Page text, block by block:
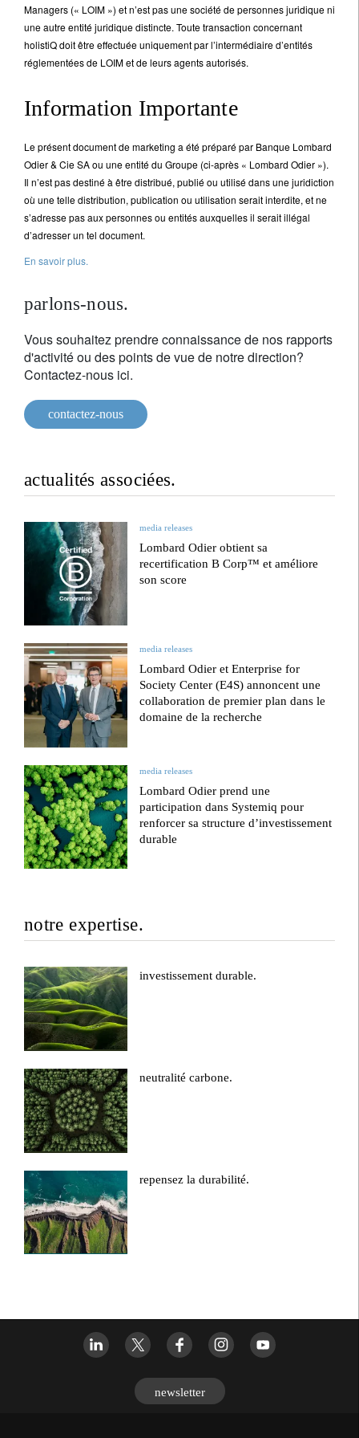
Managers (« LOIM ») et n’est pas une société de personnes juridique ni
une autre entité juridique distincte. Toute transaction concernant
holistiQ doit être effectuée uniquement par l’intermédiaire d’entités
réglementées de LOIM et de leurs agents autorisés.
Information Importante
Le présent document de marketing a été préparé par Banque Lombard
Odier & Cie SA ou une entité du Groupe (ci-après « Lombard Odier »).
Il n’est pas destiné à être distribué, publié ou utilisé dans une juridiction
où une telle distribution, publication ou utilisation serait interdite, et ne
s’adresse pas aux personnes ou entités auxquelles il serait illégal
d’adresser un tel document.
En savoir plus.
parlons-nous.
Vous souhaitez prendre connaissance de nos rapports
d'activité ou des points de vue de notre direction?
Contactez-nous ici.
contactez-nous
actualités associées.
media releases
Lombard Odier obtient sa
recertification B Corp™ et améliore
son score
media releases
Lombard Odier et Enterprise for
Society Center (E4S) annoncent une
collaboration de premier plan dans le
domaine de la recherche
media releases
Lombard Odier prend une
participation dans Systemiq pour
renforcer sa structure d’investissement
durable
notre expertise.
investissement durable.
neutralité carbone.
repensez la durabilité.
newsletter